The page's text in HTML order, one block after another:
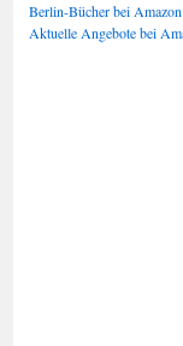
Berlin-Bücher bei Amazon
Aktuelle Angebote bei